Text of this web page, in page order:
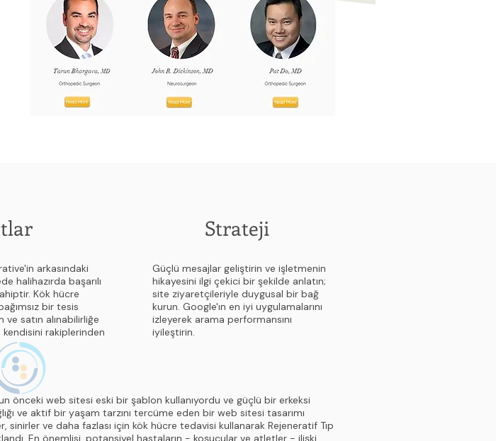
arkasındaki
halihazırda başarılı
Kök hücre
bir tesis
ve satın alınabilirliğe
kendisini rakiplerinden
Strateji
Güçlü mesajlar geliştirin ve işletmenin
hikayesini ilgi çekici bir şekilde anlatın;
site ziyaretçileriyle duygusal bir bağ
kurun. Google'ın en iyi uygulamalarını
izleyerek arama performansını
iyileştirin.
önceki web sitesi eski bir şablon kullanıyordu ve güçlü bir erkeksi
ve aktif bir yaşam tarzını tercüme eden bir web sitesi tasarımı
sinirler ve daha fazlası için kök hücre tedavisi kullanarak Rejeneratif Tıp
En önemlisi, potansiyel hastaların - koşucular ve atletler - ilişki